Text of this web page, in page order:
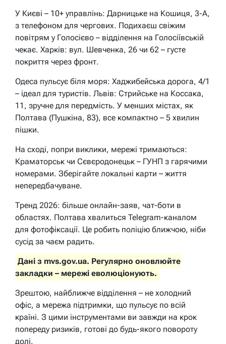
У Києві – 10+ управлінь: Дарницьке на Кошиця, 3-А,
з телефоном для чергових. Подихаєш свіжим
повітрям у Голосієво – відділення на Голосіївській
чекає. Харків: вул. Шевченка, 26 чи 62 – густе
покриття через фронт.
Одеса пульсує біля моря: Хаджибейська дорога, 4/1
– ідеал для туристів. Львів: Стрийське на Коссака,
11, зручне для передмість. У менших містах, як
Полтава (Пушкіна, 83), все компактно – 5 хвилин
пішки.
На сході, попри виклики, мережі тримаються:
Краматорськ чи Сєвєродонецьк – ГУНП з гарячими
номерами. Зберігайте локальні карти – життя
непередбачуване.
Тренд 2026: більше онлайн-заяв, чат-боти в
областях. Полтава хвалиться Telegram-каналом
для фотофіксації. Це робить поліцію ближчою, ніби
сусід за чаєм радить.
Дані з mvs.gov.ua. Регулярно оновлюйте
закладки – мережі еволюціонують.
Зрештою, найближче відділення – не холодний
офіс, а мережа підтримки, що пульсує по всій
країні. З цими інструментами ви завжди на крок
попереду ризиків, готові до будь-якого повороту
долі.